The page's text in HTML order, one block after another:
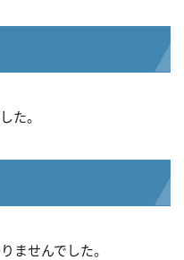
た。
ませんでした。